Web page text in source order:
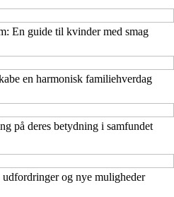
En guide til kvinder med smag
en harmonisk familiehverdag
på deres betydning i samfundet
og nye muligheder